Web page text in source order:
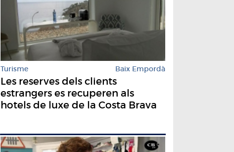
Turisme Baix Empordà
Les reserves dels clients
estrangers es recuperen als
hotels de luxe de la Costa Brava